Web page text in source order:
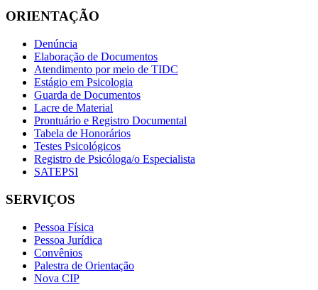
ORIENTAÇÃO
Denúncia
Elaboração de Documentos
Atendimento por meio de TIDC
Estágio em Psicologia
Guarda de Documentos
Lacre de Material
Prontuário e Registro Documental
Tabela de Honorários
Testes Psicológicos
Registro de Psicóloga/o Especialista
SATEPSI
SERVIÇOS
Pessoa Física
Pessoa Jurídica
Convênios
Palestra de Orientação
Nova CIP